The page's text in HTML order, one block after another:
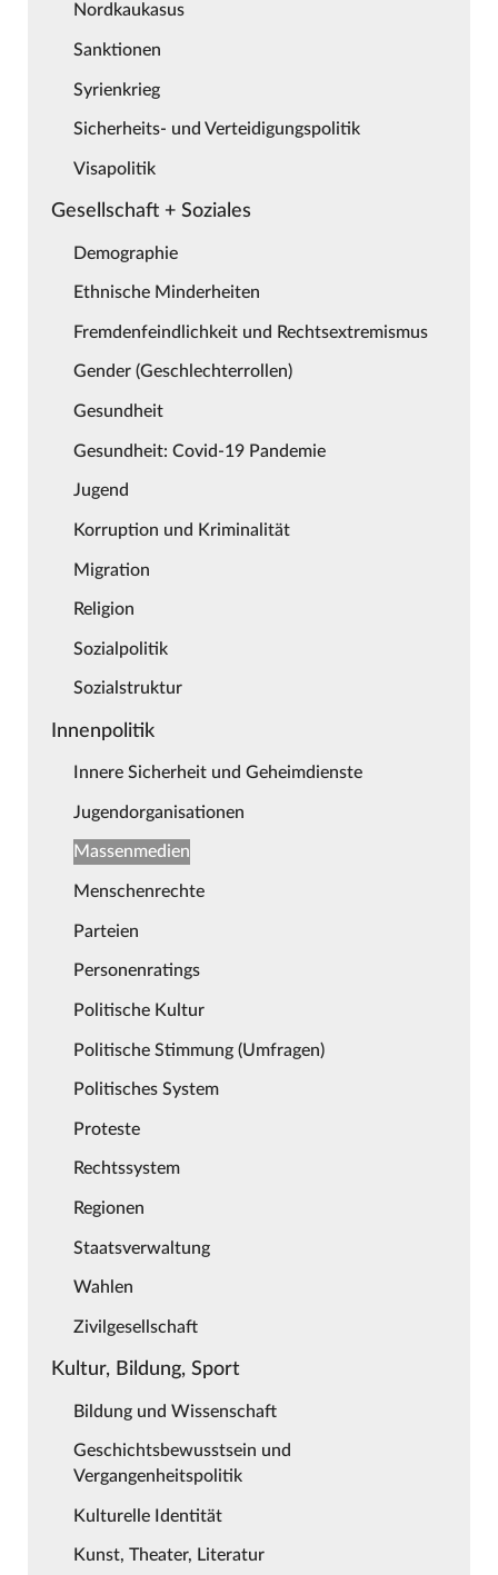
Nordkaukasus
Sanktionen
Syrienkrieg
Sicherheits- und Verteidigungspolitik
Visapolitik
Gesellschaft + Soziales
Demographie
Ethnische Minderheiten
Fremdenfeindlichkeit und Rechtsextremismus
Gender (Geschlechterrollen)
Gesundheit
Gesundheit: Covid-19 Pandemie
Jugend
Korruption und Kriminalität
Migration
Religion
Sozialpolitik
Sozialstruktur
Innenpolitik
Innere Sicherheit und Geheimdienste
Jugendorganisationen
Massenmedien
Menschenrechte
Parteien
Personenratings
Politische Kultur
Politische Stimmung (Umfragen)
Politisches System
Proteste
Rechtssystem
Regionen
Staatsverwaltung
Wahlen
Zivilgesellschaft
Kultur, Bildung, Sport
Bildung und Wissenschaft
Geschichtsbewusstsein und
Vergangenheitspolitik
Kulturelle Identität
Kunst, Theater, Literatur